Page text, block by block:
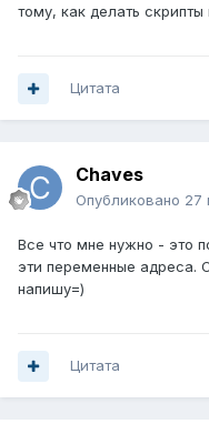
тому, как делать
Цитата
Chaves
Опубликовано 27
Все что мне нужно - это
эти переменные адреса.
напишу=)
Цитата